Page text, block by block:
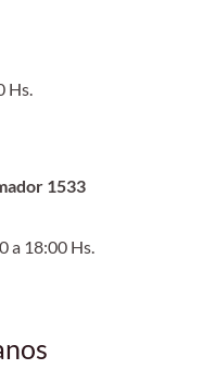
Hs.
1533
a 18:00 Hs.